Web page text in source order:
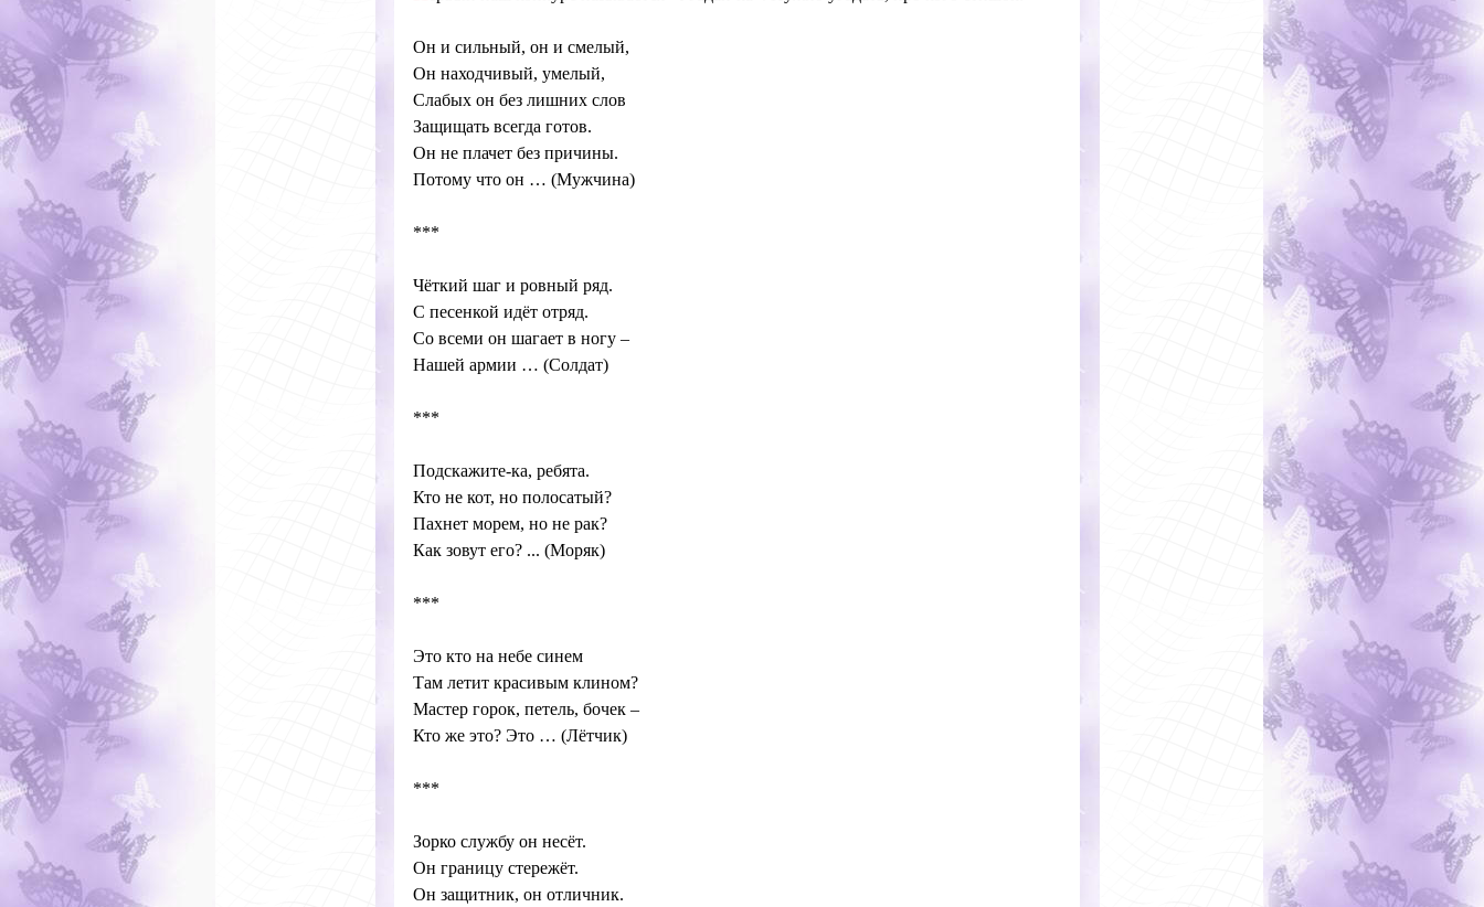
Он и сильный, он и смелый,
Он находчивый, умелый,
Слабых он без лишних слов
Защищать всегда готов.
Он не плачет без причины.
Потому что он … (Мужчина)
***
Чёткий шаг и ровный ряд.
С песенкой идёт отряд.
Со всеми он шагает в ногу –
Нашей армии … (Солдат)
***
Подскажите-ка, ребята.
Кто не кот, но полосатый?
Пахнет морем, но не рак?
Как зовут его? ... (Моряк)
***
Это кто на небе синем
Там летит красивым клином?
Мастер горок, петель, бочек –
Кто же это? Это … (Лётчик)
***
Зорко службу он несёт.
Он границу стережёт.
Он защитник, он отличник.